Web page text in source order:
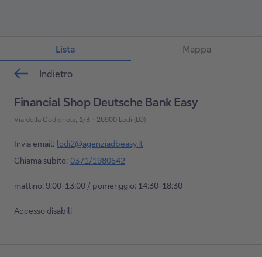
Lista
Mappa
Indietro
Financial Shop Deutsche Bank Easy
Via della Codignola, 1/3 - 26900 Lodi (LO)
Invia email: lodi2@agenziadbeasy.it
Chiama subito: 0371/1980542
mattino: 9:00-13:00 / pomeriggio: 14:30-18:30
Accesso disabili